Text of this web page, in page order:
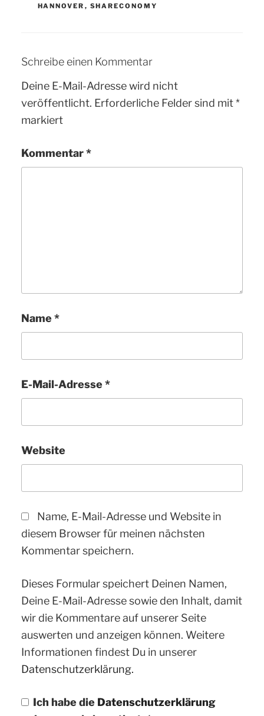
HANNOVER , SHARECONOMY
Schreibe einen Kommentar
Deine E-Mail-Adresse wird nicht
veröffentlicht. Erforderliche Felder sind mit*
markiert
Kommentar*
Name *
E-Mail-Adresse *
Website
Name, E-Mail-Adresse und Website in
diesem Browser für meinen nächsten
Kommentar speichern.
Dieses Formular speichert Deinen Namen,
Deine E-Mail-Adresse sowie den Inhalt, damit
wir die Kommentare auf unserer Seite
auswerten und anzeigen können. Weitere
Informationen findest Du in unserer
Datenschutzerklärung.
Ich habe die Datenschutzerklärung